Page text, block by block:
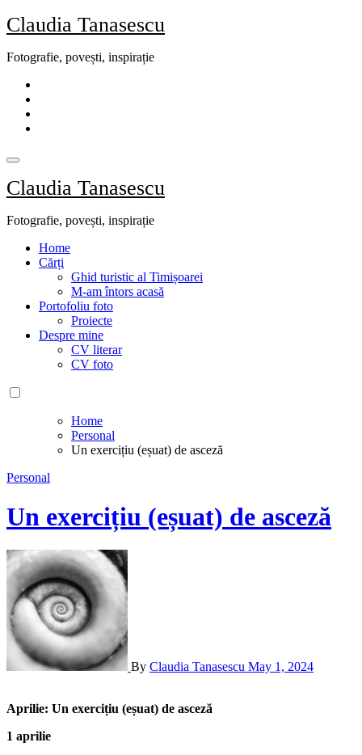
Skip
to
Claudia Tanasescu
Fotografie, povești, inspirație
Claudia Tanasescu
Fotografie, povești, inspirație
Home
Cărți
Ghid turistic al Timișoarei
M-am întors acasă
Portofoliu foto
Proiecte
Despre mine
CV literar
CV foto
Home
Personal
Un exercițiu (eșuat) de asceză
Personal
Un exercițiu (eșuat) de asceză
By Claudia Tanasescu May 1, 2024
Aprilie: Un exercițiu (eșuat) de asceză
1 aprilie